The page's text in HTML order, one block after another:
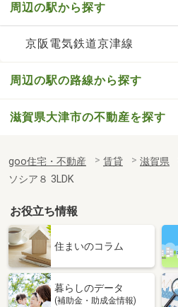
周辺の駅から探す
京阪電気鉄道京津線
周辺の駅の路線から探す
滋賀県大津市の不動産を探す
goo住宅・不動産 賃貸 滋賀県
ソシア８ 3LDK
お役立ち情報
住まいのコラム
暮らしのデータ
(補助金・助成金情報)